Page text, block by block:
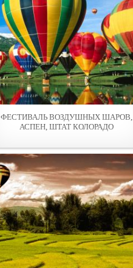
ФЕСТИВАЛЬ ВОЗДУШНЫХ ШАРОВ,
АСПЕН, ШТАТ КОЛОРАДО